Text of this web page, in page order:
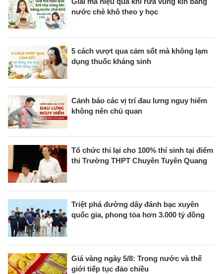
nước chè khô theo y học
5 cách vượt qua cảm sốt mà không lạm
dụng thuốc kháng sinh
Cảnh báo các vị trí đau lưng nguy hiểm
không nên chủ quan
Tổ chức thi lại cho 100% thí sinh tại điểm
thi Trường THPT Chuyên Tuyên Quang
Triệt phá đường dây đánh bạc xuyên
quốc gia, phong tỏa hơn 3.000 tỷ đồng
Giá vàng ngày 5/8: Trong nước và thế
giới tiếp tục đảo chiều